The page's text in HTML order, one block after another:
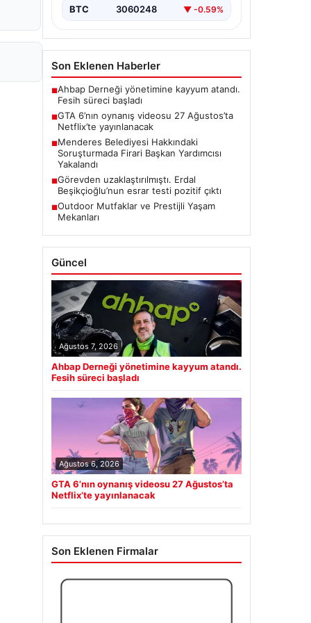
BTC 3060248 ▼ -0.59%
Son Eklenen Haberler
■Ahbap Derneği yönetimine kayyum atandı.
Fesih süreci başladı
■GTA 6’nın oynanış videosu 27 Ağustos’ta
Netflix’te yayınlanacak
■Menderes Belediyesi Hakkındaki
Soruşturmada Firari Başkan Yardımcısı
Yakalandı
■Görevden uzaklaştırılmıştı. Erdal
Beşikçioğlu’nun esrar testi pozitif çıktı
■Outdoor Mutfaklar ve Prestijli Yaşam
Mekanları
Güncel
Ağustos 7, 2026
Ahbap Derneği yönetimine kayyum atandı.
Fesih süreci başladı
Ağustos 6, 2026
GTA 6’nın oynanış videosu 27 Ağustos’ta
Netflix’te yayınlanacak
Son Eklenen Firmalar